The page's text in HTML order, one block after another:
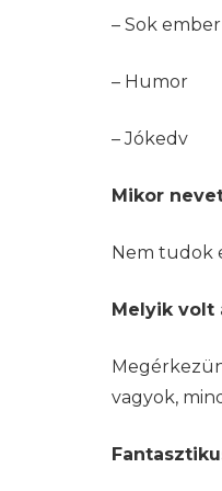
– Sok ember
– Humor
– Jókedv
Mikor
Nem tudok
Melyik volt
vagyok,